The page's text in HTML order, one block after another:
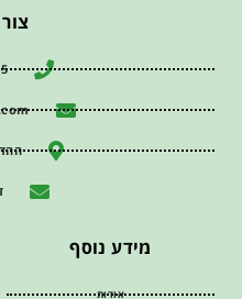
ההדס 2
מידע נוסף
אודות